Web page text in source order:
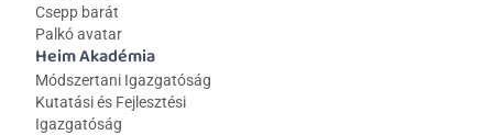
Csepp barát
Palkó avatar
Heim Akadémia
Módszertani Igazgatóság
Kutatási és Fejlesztési
Igazgatóság